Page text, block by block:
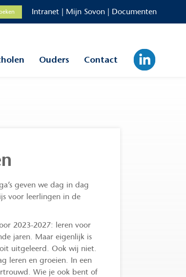
Intranet | Mijn Sovon | Documenten
Ouders Contact
geven we dag in dag
voor leerlingen in de
2023-2027: leren voor
jaren. Maar eigenlijk is
uitgeleerd. Ook wij niet.
leren en groeien. In een
Wie je ook bent of